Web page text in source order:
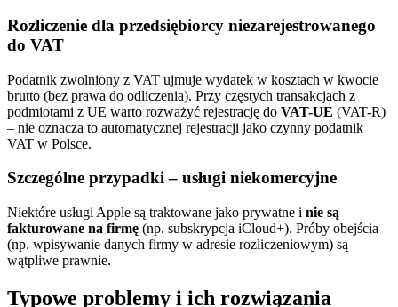
Rozliczenie dla przedsiębiorcy niezarejestrowanego
do VAT
Podatnik zwolniony z VAT ujmuje wydatek w kosztach w kwocie
brutto (bez prawa do odliczenia). Przy częstych transakcjach z
podmiotami z UE warto rozważyć rejestrację do VAT-UE (VAT-R)
– nie oznacza to automatycznej rejestracji jako czynny podatnik
VAT w Polsce.
Szczególne przypadki – usługi niekomercyjne
Niektóre usługi Apple są traktowane jako prywatne i nie są
fakturowane na firmę (np. subskrypcja iCloud+). Próby obejścia
(np. wpisywanie danych firmy w adresie rozliczeniowym) są
wątpliwe prawnie.
Typowe problemy i ich rozwiązania